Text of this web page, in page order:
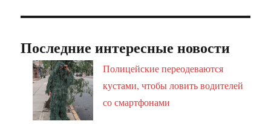
Последние интересные новости
Полицейские переодеваются
кустами, чтобы ловить водителей
со смартфонами